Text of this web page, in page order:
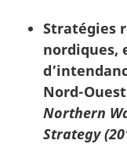
Stratégies
nordiques,
Nord-
Northern
Strategy